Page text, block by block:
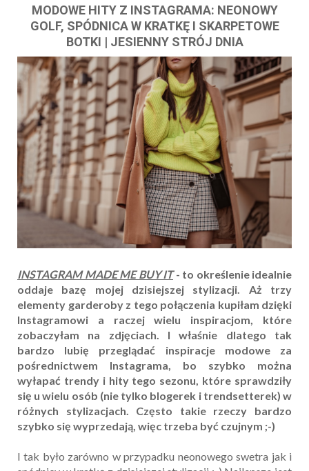
MODOWE HITY Z INSTAGRAMA: NEONOWY
GOLF, SPÓDNICA W KRATKĘ I SKARPETOWE
BOTKI | JESIENNY STRÓJ DNIA
INSTAGRAM MADE ME BUY IT- to określenie idealnie
oddaje bazę mojej dzisiejszej stylizacji. Aż trzy
elementy garderoby z tego połączenia kupiłam dzięki
Instagramowi a raczej wielu inspiracjom, które
zobaczyłam na zdjęciach. I właśnie dlatego tak
bardzo lubię przeglądać inspiracje modowe za
pośrednictwem Instagrama, bo szybko można
wyłapać trendy i hity tego sezonu, które sprawdziły
się u wielu osób (nie tylko blogerek i trendsetterek) w
różnych stylizacjach. Często takie rzeczy bardzo
szybko się wyprzedają, więc trzeba być czujnym ;-)
I tak było zarówno w przypadku neonowego swetra jak i